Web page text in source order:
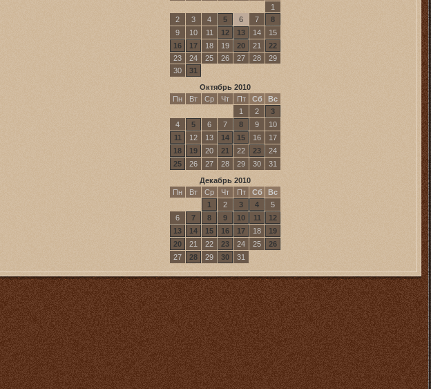
1
2
3 4 5 6 7
8
9
10 11 12 13 14
15
16
17 18 19 20 21
22
23
24 25 26 27 28
29
30
31
Октябрь 2010
Пн
Вт Ср Чт Пт Сб
Вс
1
2
3
4
5 6 7 8 9
10
11
12 13 14 15 16
17
18
19 20 21 22 23
24
25
26 27 28 29 30
31
Декабрь 2010
Пн
Вт Ср Чт Пт Сб
Вс
1
2 3 4
5
6
7 8 9 10 11
12
13
14 15 16 17 18
19
20
21 22 23 24 25
26
27
28 29 30 31